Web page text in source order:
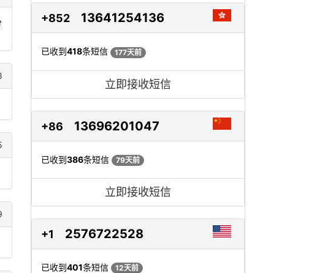
+852 13641254136
已收到418条短信 177天前
立即接收短信
+86 13696201047
已收到386条短信 79天前
立即接收短信
+1 2576722528
已收到401条短信 12天前